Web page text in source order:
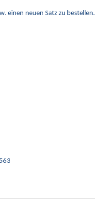
einen neuen Satz zu bestellen.